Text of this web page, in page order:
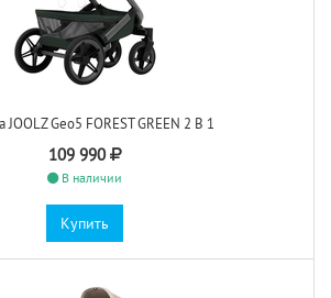
JOOLZ Geo5 FOREST GREEN 2 В 1
109 990
В наличии
Купить